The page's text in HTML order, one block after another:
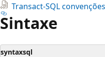
Transact-SQL
Sintaxe
syntaxsql